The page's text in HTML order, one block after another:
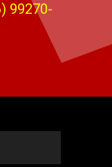
99270-